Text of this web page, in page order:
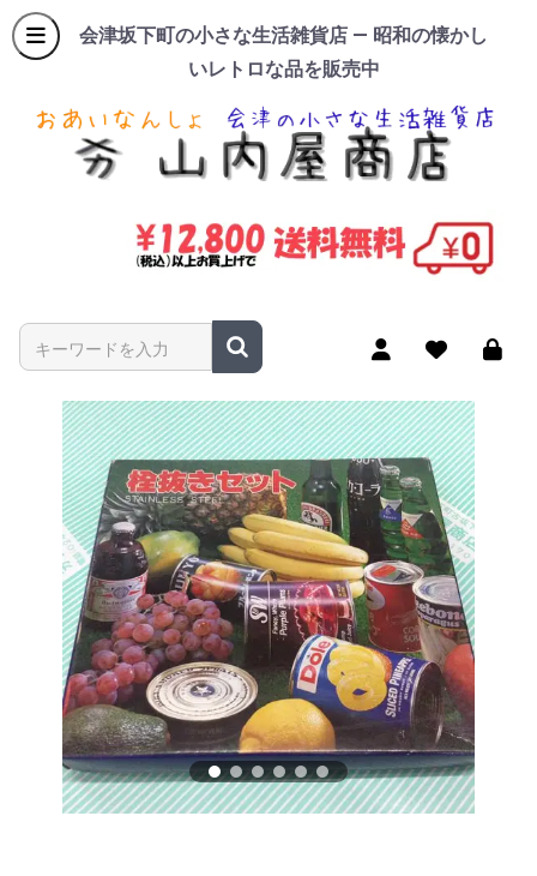
会津坂下町の小さな生活雑貨店 — 昭和の懐かし
いレトロな品を販売中
商品名やキーワードを入力